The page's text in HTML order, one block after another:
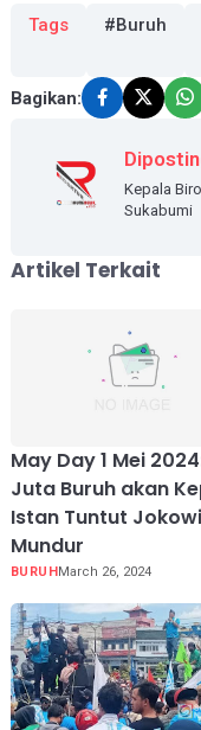
Tags #Buruh
Bagikan:
Kepala
Sukabumi
Artikel Terkait
May Day 1 Mei
Juta Buruh akan
Istan Tuntut Jokowi
Mundur
BURUHMarch 26, 2024